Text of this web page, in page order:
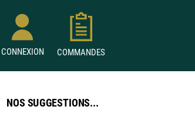
CONNEXION COMMANDES
NOS SUGGESTIONS...